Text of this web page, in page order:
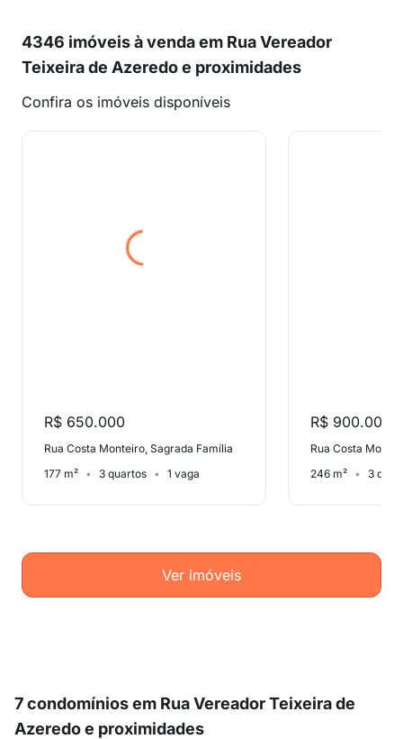
4346 imóveis à venda em Rua Vereador
Teixeira de Azeredo e proximidades
Confira os imóveis disponíveis
R$ 650.000
Rua Costa Monteiro, Sagrada Família
177 m²
3 quartos 1 vaga
R$ 900.000
Rua Costa
246 m²
3
Ver imóveis
7 condomínios em Rua Vereador Teixeira de
Azeredo e proximidades